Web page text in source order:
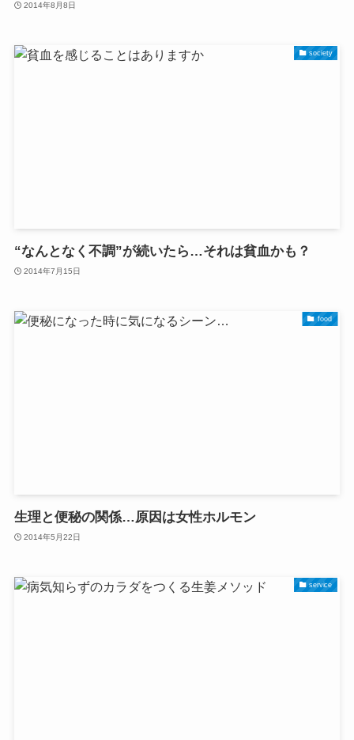
2014年8月8日
society
“なんとなく不調”が続いたら…それは貧血かも？
2014年7月15日
food
生理と便秘の関係…原因は女性ホルモン
2014年5月22日
service